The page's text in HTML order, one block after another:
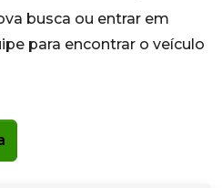
busca ou entrar em
para encontrar o veículo